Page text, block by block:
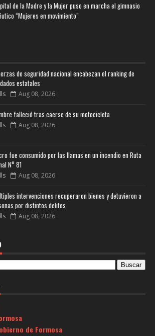
de la Madre y la Mujer puso en marcha el gimnasio
“Mujeres en movimiento”
de seguridad nacional encabezan el ranking de
estatales
Aug 08, 2026
falleció tras caerse de su motocicleta
Aug 08, 2026
fue consumido por las llamas en un incendio en Ruta
N° 81
Aug 08, 2026
intervenciones recuperaron bienes y detuvieron a
por distintos delitos
Aug 08, 2026
de Formosa